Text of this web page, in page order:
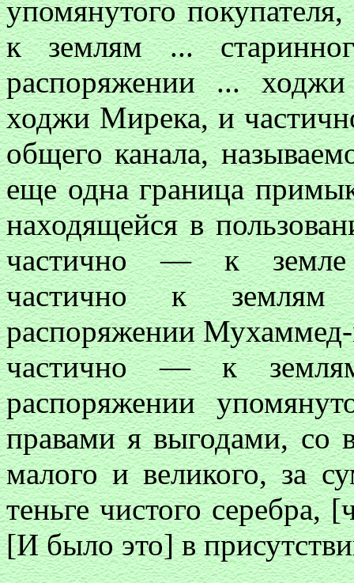
упомянутого
к землям ...
распоряжении ...
ходжи Мирека, и
общего канала,
еще одна граница
находящейся в
частично — к земле
частично к землям
распоряжении
частично — к
распоряжении
правами я выгодами, со
малого и великого, за
теньге чистого серебра,
[И было это] в